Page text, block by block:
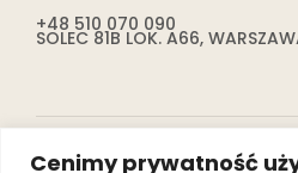
Cenimy prywatność
+48 510 070 090
SOLEC 81B LOK. A66,